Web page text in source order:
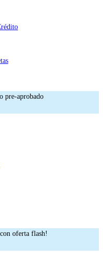
pre-aprobado
oferta flash!